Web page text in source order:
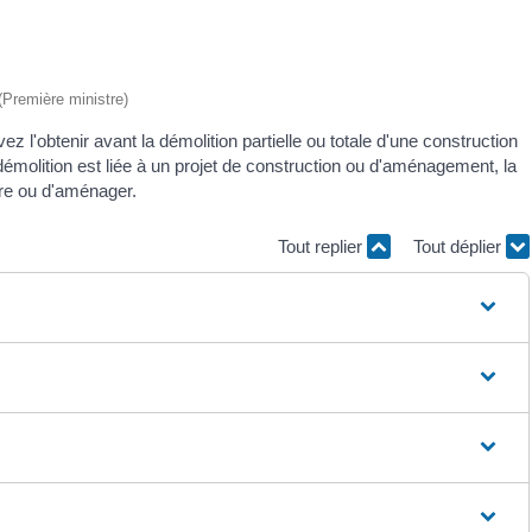
ministre)
l'obtenir avant la démolition partielle ou totale d'une construction
est liée à un projet de construction ou d'aménagement, la
ou d'aménager.
Tout replier Tout déplier